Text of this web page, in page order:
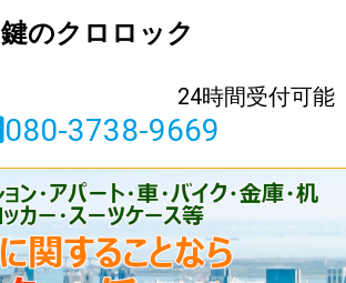
鍵のクロロック
24時間受付可能
080-3738-9669